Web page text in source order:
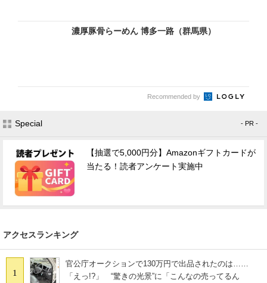
濃厚豚骨らーめん 博多一路（群馬県）
Recommended by
Special - PR -
【抽選で5,000円分】Amazonギフトカードが
当たる！読者アンケート実施中
アクセスランキング
1
官公庁オークションで130万円で出品されたのは……
「えっ!?」 “驚きの光景”に「こんなの売ってるん